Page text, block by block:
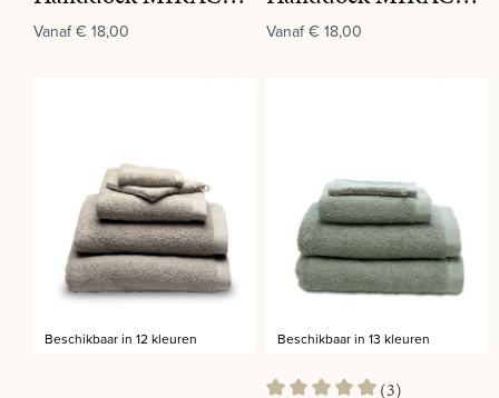
Vanaf€ 18,00 Vanaf€ 18,00
Beschikbaar in 12 kleuren Beschikbaar in 13 kleuren
(3)